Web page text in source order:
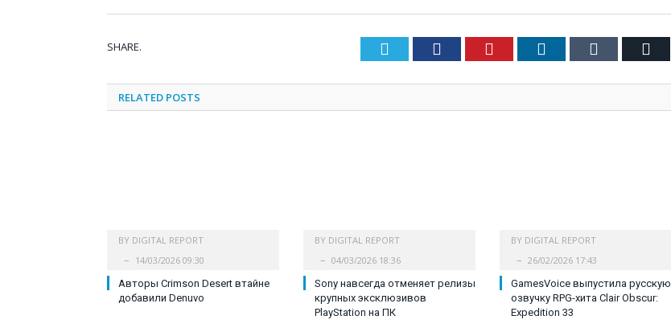
SHARE. Twitter Facebook Pinterest LinkedIn Tumblr
RELATED POSTS
BY DIGITAL REPORT
14/03/2026 09:30
Авторы Crimson Desert втайне
добавили Denuvo
BY DIGITAL REPORT
04/03/2026 18:36
Sony навсегда отменяет релизы
крупных эксклюзивов
PlayStation на ПК
BY DIGITAL REPORT
26/02/2026 17:43
GamesVoice выпустила русскую
озвучку RPG-хита Clair Obscur:
Expedition 33